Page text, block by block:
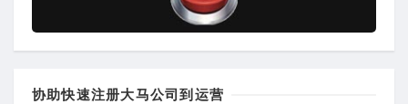
协助快速注册大马公司到运营